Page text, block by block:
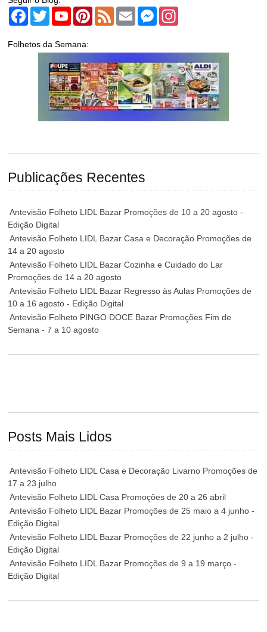
Facebook
TwitterYouTubePinterest
Feed Email Messenger
Folhetos da Semana:
Publicações Recentes
Antevisão Folheto LIDL Bazar Promoções de 10 a 20 agosto -
Edição Digital
Antevisão Folheto LIDL Bazar Casa e Decoração Promoções de
14 a 20 agosto
Antevisão Folheto LIDL Bazar Cozinha e Cuidado do Lar
Promoções de 14 a 20 agosto
Antevisão Folheto LIDL Bazar Regresso às Aulas Promoções de
10 a 16 agosto - Edição Digital
Antevisão Folheto PINGO DOCE Bazar Promoções Fim de
Semana - 7 a 10 agosto
Posts Mais Lidos
Antevisão Folheto LIDL Casa e Decoração Livarno Promoções de
17 a 23 julho
Antevisão Folheto LIDL Casa Promoções de 20 a 26 abril
Antevisão Folheto LIDL Bazar Promoções de 25 maio a 4 junho -
Edição Digital
Antevisão Folheto LIDL Bazar Promoções de 22 junho a 2 julho -
Edição Digital
Antevisão Folheto LIDL Bazar Promoções de 9 a 19 março -
Edição Digital